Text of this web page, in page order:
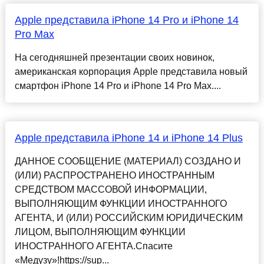
Apple представила iPhone 14 Pro и iPhone 14
Pro Max
На сегодняшней презентации своих новинок,
американская корпорация Apple представила новый
смартфон iPhone 14 Pro и iPhone 14 Pro Max....
Apple представила iPhone 14 и iPhone 14 Plus
ДАННОЕ СООБЩЕНИЕ (МАТЕРИАЛ) СОЗДАНО И
(ИЛИ) РАСПРОСТРАНЕНО ИНОСТРАННЫМ
СРЕДСТВОМ МАССОВОЙ ИНФОРМАЦИИ,
ВЫПОЛНЯЮЩИМ ФУНКЦИИ ИНОСТРАННОГО
АГЕНТА, И (ИЛИ) РОССИЙСКИМ ЮРИДИЧЕСКИМ
ЛИЦОМ, ВЫПОЛНЯЮЩИМ ФУНКЦИИ
ИНОСТРАННОГО АГЕНТА.Спасите
«Медузу»!https://sup...